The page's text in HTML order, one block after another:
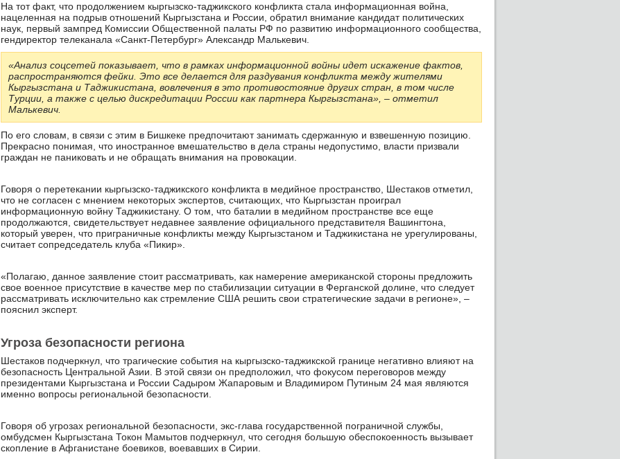
На тот факт, что продолжением кыргызско-таджикского конфликта стала информационная война,
нацеленная на подрыв отношений Кыргызстана и России, обратил внимание кандидат политических
наук, первый зампред Комиссии Общественной палаты РФ по развитию информационного сообщества,
гендиректор телеканала «Санкт-Петербург» Александр Малькевич.
«Анализ соцсетей показывает, что в рамках информационной войны идет искажение фактов,
распространяются фейки. Это все делается для раздувания конфликта между жителями
Кыргызстана и Таджикистана, вовлечения в это противостояние других стран, в том числе
Турции, а также с целью дискредитации России как партнера Кыргызстана», – отметил
Малькевич.
По его словам, в связи с этим в Бишкеке предпочитают занимать сдержанную и взвешенную позицию.
Прекрасно понимая, что иностранное вмешательство в дела страны недопустимо, власти призвали
граждан не паниковать и не обращать внимания на провокации.
Говоря о перетекании кыргызско-таджикского конфликта в медийное пространство, Шестаков отметил,
что не согласен с мнением некоторых экспертов, считающих, что Кыргызстан проиграл
информационную войну Таджикистану. О том, что баталии в медийном пространстве все еще
продолжаются, свидетельствует недавнее заявление официального представителя Вашингтона,
который уверен, что приграничные конфликты между Кыргызстаном и Таджикистана не урегулированы,
считает сопредседатель клуба «Пикир».
«Полагаю, данное заявление стоит рассматривать, как намерение американской стороны предложить
свое военное присутствие в качестве мер по стабилизации ситуации в Ферганской долине, что следует
рассматривать исключительно как стремление США решить свои стратегические задачи в регионе», –
пояснил эксперт.
Угроза безопасности региона
Шестаков подчеркнул, что трагические события на кыргызско-таджикской границе негативно влияют на
безопасность Центральной Азии. В этой связи он предположил, что фокусом переговоров между
президентами Кыргызстана и России Садыром Жапаровым и Владимиром Путиным 24 мая являются
именно вопросы региональной безопасности.
Говоря об угрозах региональной безопасности, экс-глава государственной пограничной службы,
омбудсмен Кыргызстана Токон Мамытов подчеркнул, что сегодня большую обеспокоенность вызывает
скопление в Афганистане боевиков, воевавших в Сирии.